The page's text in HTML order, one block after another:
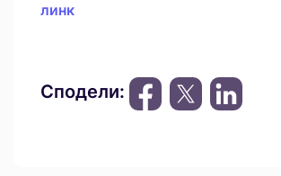
линк
Сподели: